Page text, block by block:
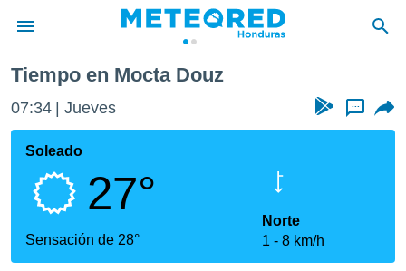
de
ha sido
calidad.
a este
las
Tiempo en Mocta Douz
07:34 Jueves ...
Soleado
27°
Sensación de 28°
Norte
1
8 km/h